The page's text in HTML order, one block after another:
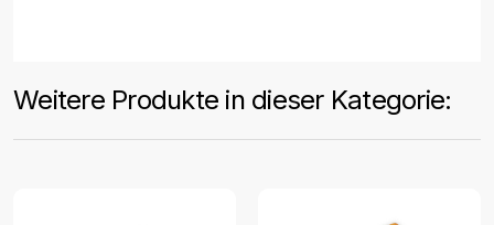
Weitere Produkte in dieser Kategorie: